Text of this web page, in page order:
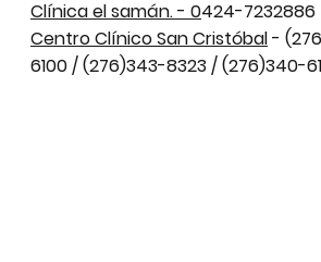
Clínica el samán. - 0424-7232886
Centro Clínico San Cristóbal-
6100 / (276)343-8323 / (276)340-